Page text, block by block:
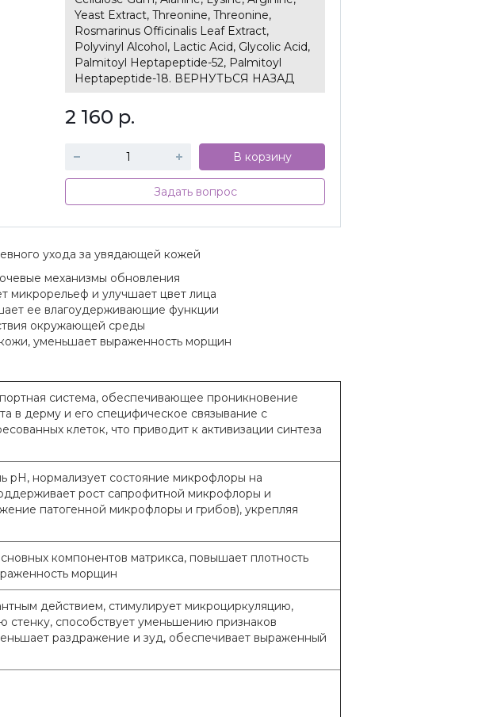
Yeast Extract, Threonine, Threonine,
Rosmarinus Officinalis Leaf Extract,
Polyvinyl Alcohol, Lactic Acid, Glycolic Acid,
Palmitoyl Heptapeptide-52, Palmitoyl
Heptapeptide-18. ВЕРНУТЬСЯ НАЗАД
2 160 р.
В корзину
Задать вопрос
ухода за увядающей кожей
механизмы обновления
микрорельеф и улучшает цвет лица
ее влагоудерживающие функции
окружающей среды
уменьшает выраженность морщин
система, обеспечивающее проникновение
в дерму и его специфическое связывание с
клеток, что приводит к активизации синтеза
pH, нормализует состояние микрофлоры на
рост сапрофитной микрофлоры и
патогенной микрофлоры и грибов), укрепляя
компонентов матрикса, повышает плотность
морщин
действием, стимулирует микроциркуляцию,
стенку, способствует уменьшению признаков
раздражение и зуд, обеспечивает выраженный